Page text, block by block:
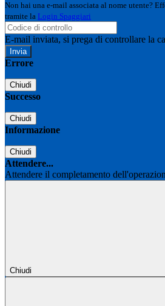
Non hai una e-mail associata al nome utente?
tramite la Login Spaggiari
E-mail inviata, si prega di controllare la
Errore
Chiudi
Successo
Chiudi
Informazione
Chiudi
Attendere...
Attendere il completamento
Chiudi